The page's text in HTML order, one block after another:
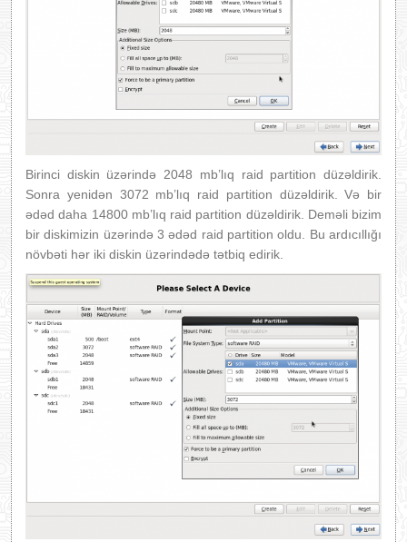
Birinci diskin üzərində 2048 mb’lıq raid partition düzəldirik.
Sonra yenidən 3072 mb’lıq raid partition düzəldirik. Və bir
ədəd daha 14800 mb’lıq raid partition düzəldirik. Deməli bizim
bir diskimizin üzərində 3 ədəd raid partition oldu. Bu ardıcıllığı
növbəti hər iki diskin üzərindədə tətbiq edirik.